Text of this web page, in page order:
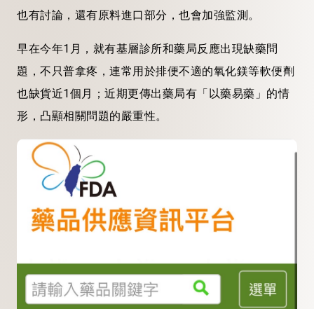
也有討論，還有原料進口部分，也會加強監測。
早在今年1月，就有基層診所和藥局反應出現缺藥問
題，不只普拿疼，連常用於排便不適的氧化鎂等軟便劑
也缺貨近1個月；近期更傳出藥局有「以藥易藥」的情
形，凸顯相關問題的嚴重性。